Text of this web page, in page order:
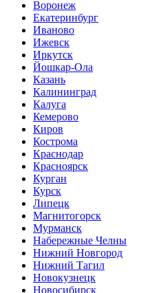
Воронеж
Екатеринбург
Иваново
Ижевск
Иркутск
Йошкар-Ола
Казань
Калининград
Калуга
Кемерово
Киров
Кострома
Краснодар
Красноярск
Курган
Курск
Липецк
Магнитогорск
Мурманск
Набережные Челны
Нижний Новгород
Нижний Тагил
Новокузнецк
Новосибирск